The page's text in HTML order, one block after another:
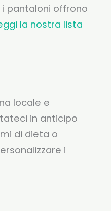
pantaloni offrono
la nostra lista
locale e
in anticipo
di dieta o
i